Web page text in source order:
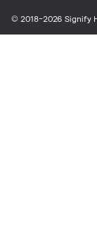
© 2018-2026 Signify